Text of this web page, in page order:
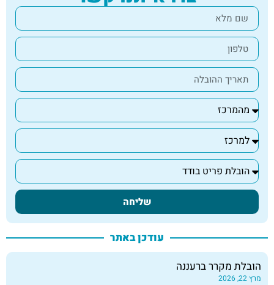
שליחה
עודכן באתר
הובלת מקרר ברעננה
מרץ 22, 2026